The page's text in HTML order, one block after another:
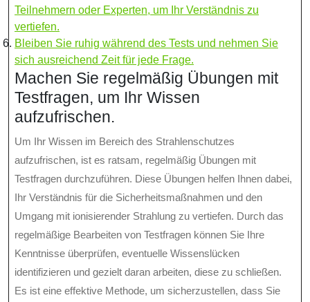
Teilnehmern oder Experten, um Ihr Verständnis zu
vertiefen.
Bleiben Sie ruhig während des Tests und nehmen Sie
sich ausreichend Zeit für jede Frage.
Machen Sie regelmäßig Übungen mit
Testfragen, um Ihr Wissen
aufzufrischen.
Um Ihr Wissen im Bereich des Strahlenschutzes
aufzufrischen, ist es ratsam, regelmäßig Übungen mit
Testfragen durchzuführen. Diese Übungen helfen Ihnen dabei,
Ihr Verständnis für die Sicherheitsmaßnahmen und den
Umgang mit ionisierender Strahlung zu vertiefen. Durch das
regelmäßige Bearbeiten von Testfragen können Sie Ihre
Kenntnisse überprüfen, eventuelle Wissenslücken
identifizieren und gezielt daran arbeiten, diese zu schließen.
Es ist eine effektive Methode, um sicherzustellen, dass Sie